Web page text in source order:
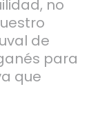
no
de
para
que